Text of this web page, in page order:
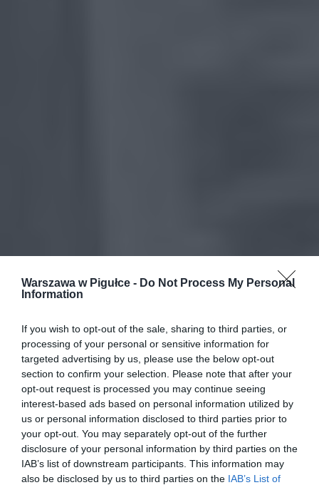
Warszawa w Pigułce - Do Not Process My Personal
Information
If you wish to opt-out of the sale, sharing to third parties, or
processing of your personal or sensitive information for
targeted advertising by us, please use the below opt-out
section to confirm your selection. Please note that after your
opt-out request is processed you may continue seeing
interest-based ads based on personal information utilized by
us or personal information disclosed to third parties prior to
your opt-out. You may separately opt-out of the further
disclosure of your personal information by third parties on the
IAB’s list of downstream participants. This information may
also be disclosed by us to third parties on the IAB’s List of